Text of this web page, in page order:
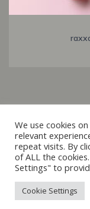
We use cookies
relevant
repeat visits. By
of ALL the
Settings" to
Cookie Settings